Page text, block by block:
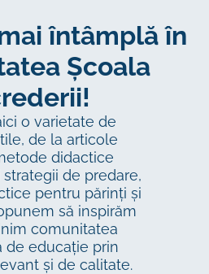
întâmplă în
Școala
o varietate de
de la articole
didactice
de predare,
pentru părinți și
să inspirăm
comunitatea
de educație prin
și de calitate.